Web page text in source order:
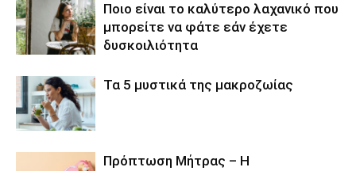
Ποιο είναι το καλύτερο λαχανικό που
μπορείτε να φάτε εάν έχετε
δυσκοιλιότητα
Τα 5 μυστικά της μακροζωίας
Πρόπτωση Μήτρας – Η